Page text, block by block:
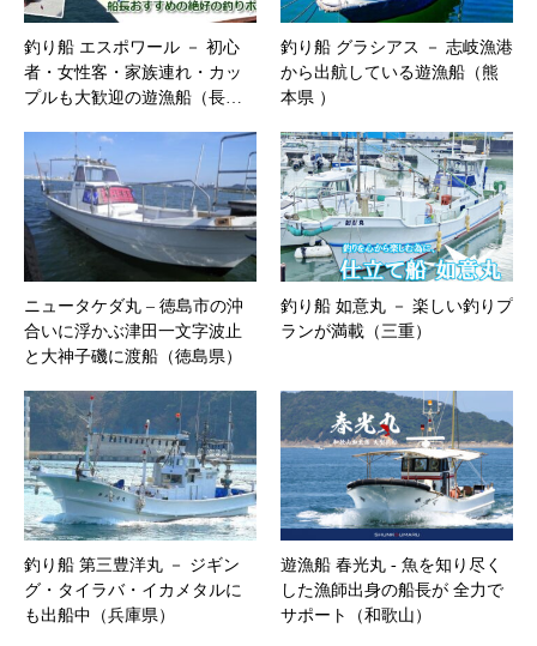
釣り船 エスポワール － 初心
者・女性客・家族連れ・カッ
プルも大歓迎の遊漁船（長…
釣り船 グラシアス － 志岐漁港
から出航している遊漁船（熊
本県 ）
ニュータケダ丸 – 徳島市の沖
合いに浮かぶ津田一文字波止
と大神子磯に渡船（徳島県）
釣り船 如意丸 － 楽しい釣りプ
ランが満載（三重）
釣り船 第三豊洋丸 － ジギン
グ・タイラバ・イカメタルに
も出船中（兵庫県）
遊漁船 春光丸 ‐ 魚を知り尽く
した漁師出身の船長が 全力で
サポート（和歌山）